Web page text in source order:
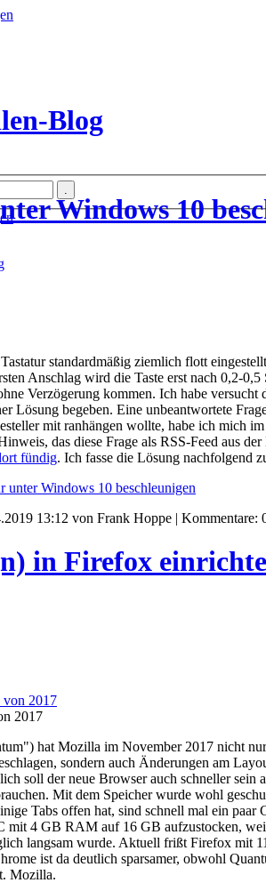
Blog
Windows 10
standardmäßig ziemlich flott
Anschlag wird die Taste erst nach 0,2-
Verzögerung kommen. Ich habe versucht
Lösung begeben. Eine unbeantwortete
mit ranhängen wollte, habe ich mich
das diese Frage als RSS-Feed aus
fündig. Ich fasse die Lösung nachfolgend
unter Windows 10 beschleunigen
13:12 von Frank Hoppe | Kommentare:
in Firefox
2017
hat Mozilla im November 2017 nicht
sondern auch Änderungen am
soll der neue Browser auch schneller sein
Mit dem Speicher wurde wohl
Tabs offen hat, sind schnell mal ein paar
mit 4 GB RAM auf 16 GB aufzustocken,
langsam wurde. Aktuell frißt Firefox mit
ist da deutlich sparsamer, obwohl
Mozilla.